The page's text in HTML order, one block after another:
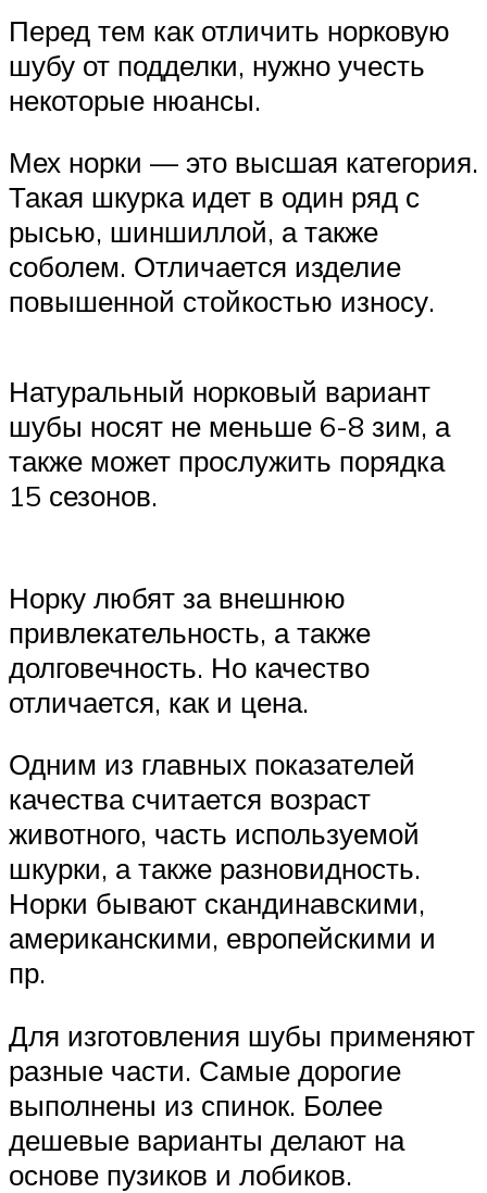
Перед тем как отличить норковую
шубу от подделки, нужно учесть
некоторые нюансы.
Мех норки — это высшая категория.
Такая шкурка идет в один ряд с
рысью, шиншиллой, а также
соболем. Отличается изделие
повышенной стойкостью износу.
Натуральный норковый вариант
шубы носят не меньше 6-8 зим, а
также может прослужить порядка
15 сезонов.
Норку любят за внешнюю
привлекательность, а также
долговечность. Но качество
отличается, как и цена.
Одним из главных показателей
качества считается возраст
животного, часть используемой
шкурки, а также разновидность.
Норки бывают скандинавскими,
американскими, европейскими и
пр.
Для изготовления шубы применяют
разные части. Самые дорогие
выполнены из спинок. Более
дешевые варианты делают на
основе пузиков и лобиков.